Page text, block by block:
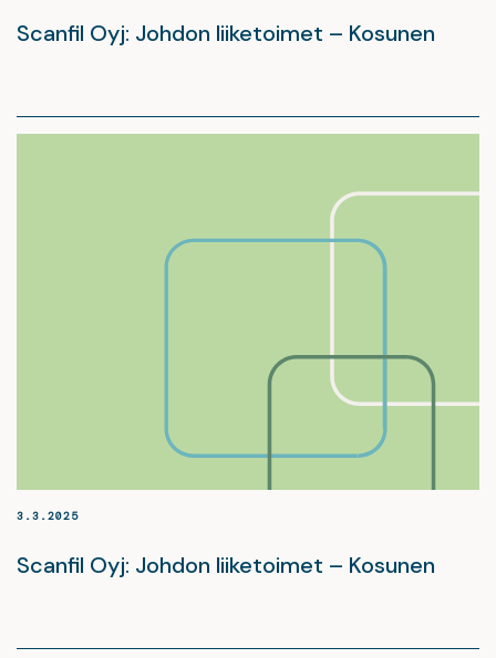
Scanfil Oyj: Johdon liiketoimet – Kosunen
3.3.2025
Scanfil Oyj: Johdon liiketoimet – Kosunen